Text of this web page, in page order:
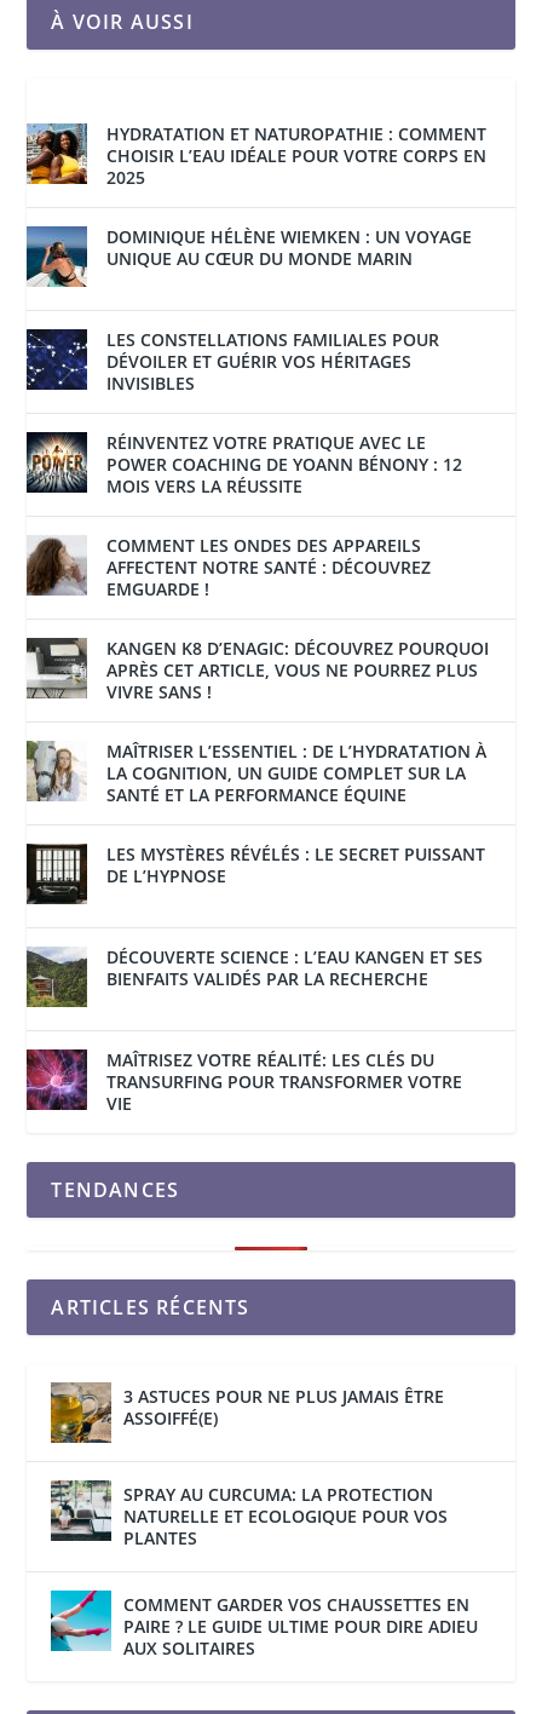
À VOIR AUSSI
HYDRATATION ET NATUROPATHIE : COMMENT
CHOISIR L’EAU IDÉALE POUR VOTRE CORPS EN
2025
DOMINIQUE HÉLÈNE WIEMKEN : UN VOYAGE
UNIQUE AU CŒUR DU MONDE MARIN
LES CONSTELLATIONS FAMILIALES POUR
DÉVOILER ET GUÉRIR VOS HÉRITAGES
INVISIBLES
RÉINVENTEZ VOTRE PRATIQUE AVEC LE
POWER COACHING DE YOANN BÉNONY : 12
MOIS VERS LA RÉUSSITE
COMMENT LES ONDES DES APPAREILS
AFFECTENT NOTRE SANTÉ : DÉCOUVREZ
EMGUARDE !
KANGEN K8 D’ENAGIC: DÉCOUVREZ POURQUOI
APRÈS CET ARTICLE, VOUS NE POURREZ PLUS
VIVRE SANS !
MAÎTRISER L’ESSENTIEL : DE L’HYDRATATION À
LA COGNITION, UN GUIDE COMPLET SUR LA
SANTÉ ET LA PERFORMANCE ÉQUINE
LES MYSTÈRES RÉVÉLÉS : LE SECRET PUISSANT
DE L’HYPNOSE
DÉCOUVERTE SCIENCE : L’EAU KANGEN ET SES
BIENFAITS VALIDÉS PAR LA RECHERCHE
MAÎTRISEZ VOTRE RÉALITÉ: LES CLÉS DU
TRANSURFING POUR TRANSFORMER VOTRE
VIE
TENDANCES
ARTICLES RÉCENTS
3 ASTUCES POUR NE PLUS JAMAIS ÊTRE
ASSOIFFÉ(E)
SPRAY AU CURCUMA: LA PROTECTION
NATURELLE ET ECOLOGIQUE POUR VOS
PLANTES
COMMENT GARDER VOS CHAUSSETTES EN
PAIRE ? LE GUIDE ULTIME POUR DIRE ADIEU
AUX SOLITAIRES